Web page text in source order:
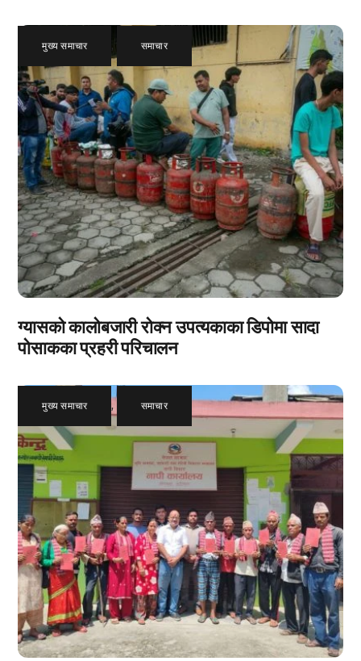
मुख्य समाचार , समाचार
ग्यासको कालोबजारी रोक्न उपत्यकाका डिपोमा सादा
पोसाकका प्रहरी परिचालन
मुख्य समाचार , समाचार